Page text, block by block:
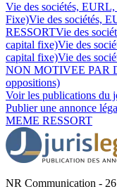
Vie des sociétés,
Fixe)Vie des sociétés,
RESSORTVie des
capital fixe)Vie des
capital fixe)Vie des
NON MOTIVEE PAR
oppositions)
Voir les publications du
Publier une annonce
MEME RESSORT
NR Communication -